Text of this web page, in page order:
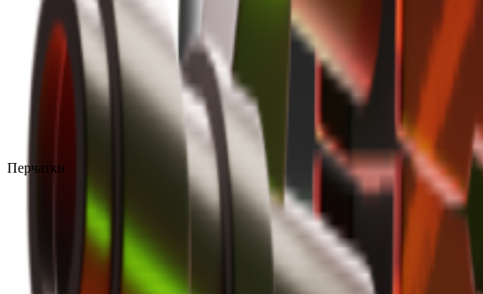
Перчатки